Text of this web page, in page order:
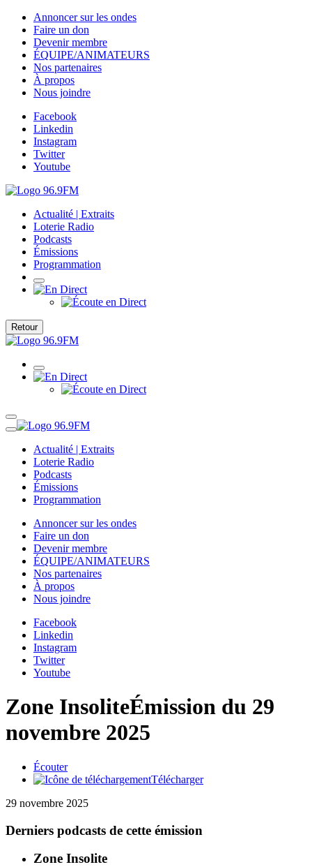
Annoncer sur les ondes
Faire un don
Devenir membre
ÉQUIPE/ANIMATEURS
Nos partenaires
À propos
Nous joindre
Facebook
Linkedin
Instagram
Twitter
Youtube
Actualité | Extraits
Loterie Radio
Podcasts
Émissions
Programmation
Retour
Actualité | Extraits
Loterie Radio
Podcasts
Émissions
Programmation
Annoncer sur les ondes
Faire un don
Devenir membre
ÉQUIPE/ANIMATEURS
Nos partenaires
À propos
Nous joindre
Facebook
Linkedin
Instagram
Twitter
Youtube
Zone InsoliteÉmission du 29
novembre 2025
Écouter
Télécharger
29 novembre 2025
Derniers podcasts de cette émission
Zone Insolite